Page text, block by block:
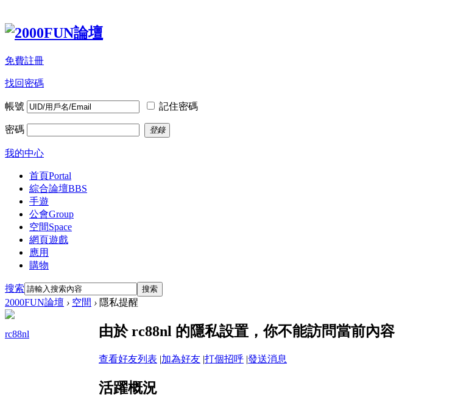
免費註冊
找回密碼
帳號 記住密碼
密碼 登錄
我的中心
首頁Portal
綜合論壇BBS
手遊
公會Group
空間Space
網頁遊戲
應用
購物
搜索 搜索
2000FUN論壇 › 空間 › 隱私提醒
rc88nl 由於 rc88nl 的隱私設置，你不能訪問當前內容
查看好友列表 |加為好友 |打個招呼 |發送消息
活躍概況